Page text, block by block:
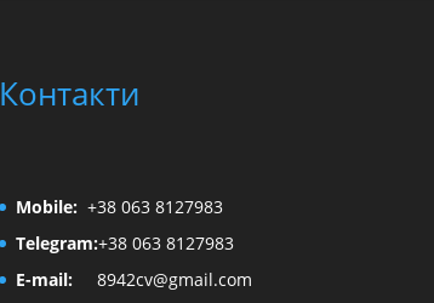
Контакти
Mobile:+38 063 8127983
Telegram:+38 063 8127983
E-mail:
8942cv@gmail.com